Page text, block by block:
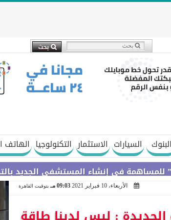
البنوك السيارات الاستثمار التكنولوجيا الهاتف
إنشاء المستشفى الجديد بالتجمع
الأربعاء، 10 فبراير 2021 09:03 مـ بتوقيت القاهرة